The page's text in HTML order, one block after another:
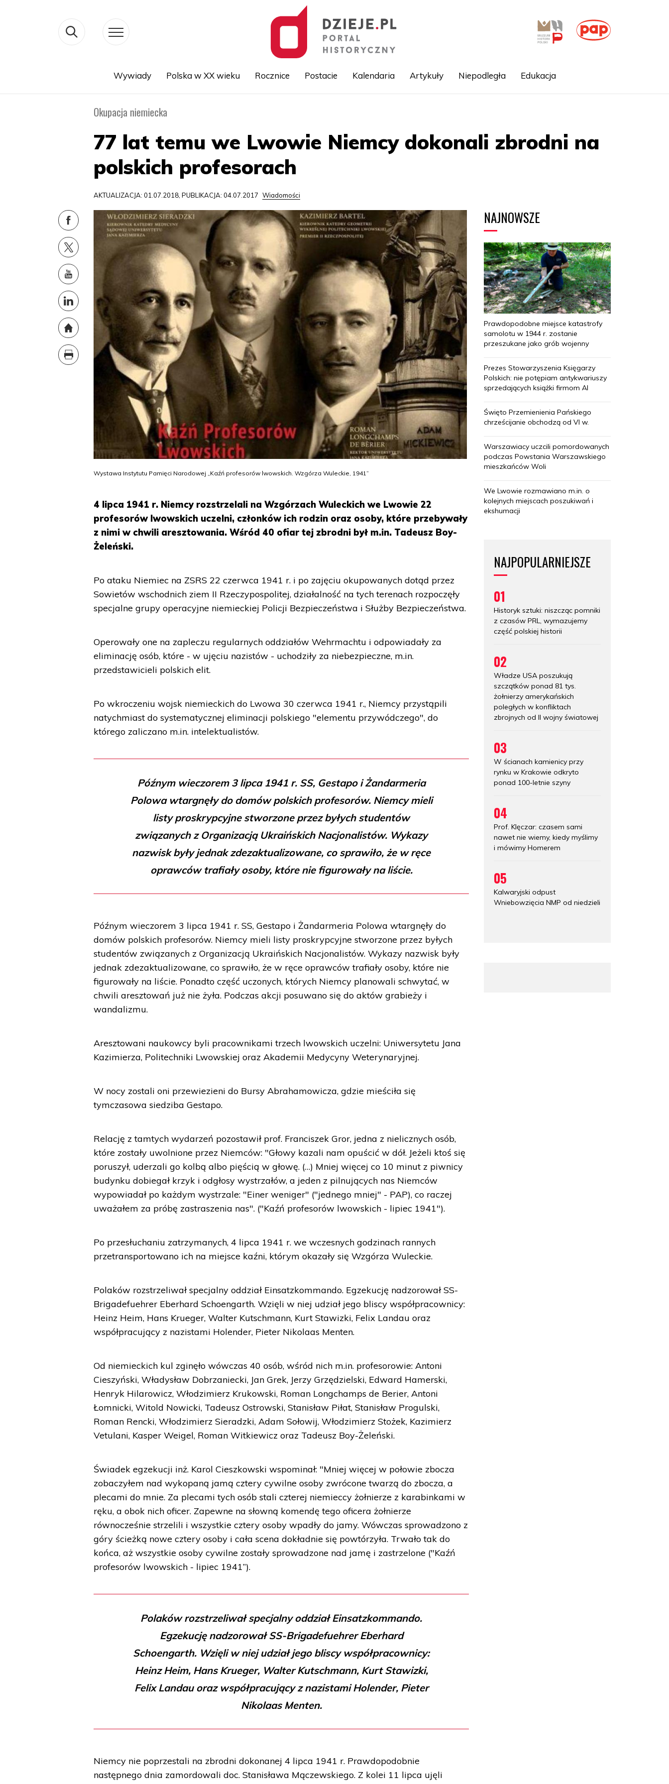
treści
Wywiady Polska w XX wieku Rocznice Postacie Kalendaria Artykuły Niepodległa Edukacja
Okupacja niemiecka
77 lat temu we Lwowie Niemcy dokonali zbrodni na
polskich profesorach
AKTUALIZACJA: 01.07.2018, PUBLIKACJA: 04.07.2017 Wiadomości
Wystawa Instytutu Pamięci Narodowej „Kaźń profesorów lwowskich. Wzgórza Wuleckie, 1941”
4 lipca 1941 r. Niemcy rozstrzelali na Wzgórzach Wuleckich we Lwowie 22
profesorów lwowskich uczelni, członków ich rodzin oraz osoby, które przebywały
z nimi w chwili aresztowania. Wśród 40 ofiar tej zbrodni był m.in. Tadeusz Boy-
Żeleński.
Po ataku Niemiec na ZSRS 22 czerwca 1941 r. i po zajęciu okupowanych dotąd przez
Sowietów wschodnich ziem II Rzeczypospolitej, działalność na tych terenach rozpoczęły
specjalne grupy operacyjne niemieckiej Policji Bezpieczeństwa i Służby Bezpieczeństwa.
Operowały one na zapleczu regularnych oddziałów Wehrmachtu i odpowiadały za
eliminację osób, które - w ujęciu nazistów - uchodziły za niebezpieczne, m.in.
przedstawicieli polskich elit.
Po wkroczeniu wojsk niemieckich do Lwowa 30 czerwca 1941 r., Niemcy przystąpili
natychmiast do systematycznej eliminacji polskiego "elementu przywódczego", do
którego zaliczano m.in. intelektualistów.
Późnym wieczorem 3 lipca 1941 r. SS, Gestapo i Żandarmeria
Polowa wtargnęły do domów polskich profesorów. Niemcy mieli
listy proskrypcyjne stworzone przez byłych studentów
związanych z Organizacją Ukraińskich Nacjonalistów. Wykazy
nazwisk były jednak zdezaktualizowane, co sprawiło, że w ręce
oprawców trafiały osoby, które nie figurowały na liście.
Późnym wieczorem 3 lipca 1941 r. SS, Gestapo i Żandarmeria Polowa wtargnęły do
domów polskich profesorów. Niemcy mieli listy proskrypcyjne stworzone przez byłych
studentów związanych z Organizacją Ukraińskich Nacjonalistów. Wykazy nazwisk były
jednak zdezaktualizowane, co sprawiło, że w ręce oprawców trafiały osoby, które nie
figurowały na liście. Ponadto część uczonych, których Niemcy planowali schwytać, w
chwili aresztowań już nie żyła. Podczas akcji posuwano się do aktów grabieży i
wandalizmu.
Aresztowani naukowcy byli pracownikami trzech lwowskich uczelni: Uniwersytetu Jana
Kazimierza, Politechniki Lwowskiej oraz Akademii Medycyny Weterynaryjnej.
W nocy zostali oni przewiezieni do Bursy Abrahamowicza, gdzie mieściła się
tymczasowa siedziba Gestapo.
Relację z tamtych wydarzeń pozostawił prof. Franciszek Gror, jedna z nielicznych osób,
które zostały uwolnione przez Niemców: "Głowy kazali nam opuścić w dół. Jeżeli ktoś się
poruszył, uderzali go kolbą albo pięścią w głowę. (…) Mniej więcej co 10 minut z piwnicy
budynku dobiegał krzyk i odgłosy wystrzałów, a jeden z pilnujących nas Niemców
wypowiadał po każdym wystrzale: "Einer weniger" ("jednego mniej" - PAP), co raczej
uważałem za próbę zastraszenia nas". ("Kaźń profesorów lwowskich - lipiec 1941").
Po przesłuchaniu zatrzymanych, 4 lipca 1941 r. we wczesnych godzinach rannych
przetransportowano ich na miejsce kaźni, którym okazały się Wzgórza Wuleckie.
Polaków rozstrzeliwał specjalny oddział Einsatzkommando. Egzekucję nadzorował SS-
Brigadefuehrer Eberhard Schoengarth. Wzięli w niej udział jego bliscy współpracownicy:
Heinz Heim, Hans Krueger, Walter Kutschmann, Kurt Stawizki, Felix Landau oraz
współpracujący z nazistami Holender, Pieter Nikolaas Menten.
Od niemieckich kul zginęło wówczas 40 osób, wśród nich m.in. profesorowie: Antoni
Cieszyński, Władysław Dobrzaniecki, Jan Grek, Jerzy Grzędzielski, Edward Hamerski,
Henryk Hilarowicz, Włodzimierz Krukowski, Roman Longchamps de Berier, Antoni
Łomnicki, Witold Nowicki, Tadeusz Ostrowski, Stanisław Piłat, Stanisław Progulski,
Roman Rencki, Włodzimierz Sieradzki, Adam Sołowij, Włodzimierz Stożek, Kazimierz
Vetulani, Kasper Weigel, Roman Witkiewicz oraz Tadeusz Boy-Żeleński.
Świadek egzekucji inż. Karol Cieszkowski wspominał: "Mniej więcej w połowie zbocza
zobaczyłem nad wykopaną jamą cztery cywilne osoby zwrócone twarzą do zbocza, a
plecami do mnie. Za plecami tych osób stali czterej niemieccy żołnierze z karabinkami w
ręku, a obok nich oficer. Zapewne na słowną komendę tego oficera żołnierze
równocześnie strzelili i wszystkie cztery osoby wpadły do jamy. Wówczas sprowadzono z
góry ścieżką nowe cztery osoby i cała scena dokładnie się powtórzyła. Trwało tak do
końca, aż wszystkie osoby cywilne zostały sprowadzone nad jamę i zastrzelone ("Kaźń
profesorów lwowskich - lipiec 1941”).
Polaków rozstrzeliwał specjalny oddział Einsatzkommando.
Egzekucję nadzorował SS-Brigadefuehrer Eberhard
Schoengarth. Wzięli w niej udział jego bliscy współpracownicy:
Heinz Heim, Hans Krueger, Walter Kutschmann, Kurt Stawizki,
Felix Landau oraz współpracujący z nazistami Holender, Pieter
Nikolaas Menten.
Niemcy nie poprzestali na zbrodni dokonanej 4 lipca 1941 r. Prawdopodobnie
następnego dnia zamordowali doc. Stanisława Mączewskiego. Z kolei 11 lipca ujęli
NAJNOWSZE
Prawdopodobne miejsce katastrofy
samolotu w 1944 r. zostanie
przeszukane jako grób wojenny
Prezes Stowarzyszenia Księgarzy
Polskich: nie potępiam antykwariuszy
sprzedających książki firmom AI
Święto Przemienienia Pańskiego
chrześcijanie obchodzą od VI w.
Warszawiacy uczcili pomordowanych
podczas Powstania Warszawskiego
mieszkańców Woli
We Lwowie rozmawiano m.in. o
kolejnych miejscach poszukiwań i
ekshumacji
NAJPOPULARNIEJSZE
01
Historyk sztuki: niszcząc pomniki
z czasów PRL, wymazujemy
część polskiej historii
02
Władze USA poszukują
szczątków ponad 81 tys.
żołnierzy amerykańskich
poległych w konfliktach
zbrojnych od II wojny światowej
03
W ścianach kamienicy przy
rynku w Krakowie odkryto
ponad 100-letnie szyny
04
Prof. Klęczar: czasem sami
nawet nie wiemy, kiedy myślimy
i mówimy Homerem
05
Kalwaryjski odpust
Wniebowzięcia NMP od niedzieli